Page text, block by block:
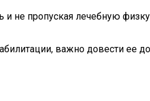
не пропуская лечебную
важно довести ее